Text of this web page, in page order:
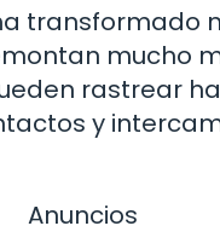
transformado
mucho
rastrear
y
Anuncios